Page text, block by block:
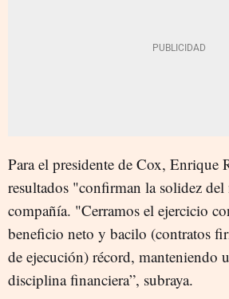
Para el presidente de Cox, Enrique
resultados "confirman la solidez
compañía. "Cerramos el ejercicio
beneficio neto y bacilo (contratos
de ejecución) récord, manteniendo
disciplina financiera”, subraya.